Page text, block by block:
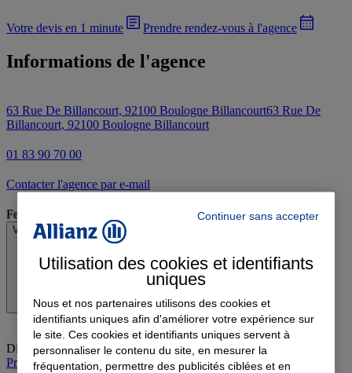
Votre devis en 1 minute Prendre rendez-vous à l'agence
Informations de l'agence
63 Rue De Billancourt, 92100 Boulogne Billancourt63 Rue De
Billancourt, 92100 Boulogne Billancourt
01 83 90 70 00
Contacter l'agence par e-mail
Fermé
Voir les horaires
Dimanche: Fermé
Prendre rendez-vous à l'agence
Continuer sans accepter
Utilisation des cookies et identifiants
uniques
Nous et nos partenaires utilisons des cookies et
identifiants uniques afin d'améliorer votre expérience sur
le site. Ces cookies et identifiants uniques servent à
personnaliser le contenu du site, en mesurer la
fréquentation, permettre des publicités ciblées et en